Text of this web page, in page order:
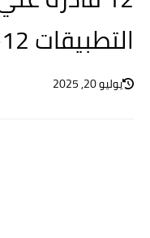
التطبيقات Android-12
يوليو 20, 2025